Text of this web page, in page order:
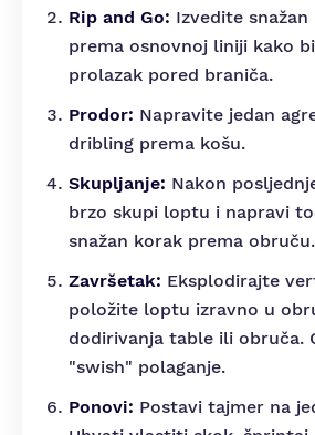
Rip and Go: Izvedite
prema osnovnoj liniji kako
prolazak pored braniča.
Prodor: Napravite jedan
dribling prema košu.
Skupljanje: Nakon
brzo skupi loptu i napravi
snažan korak prema obruču.
Završetak: Eksplodirajte
položite loptu izravno u
dodirivanja table ili obruča.
"swish" polaganje.
Ponovi: Postavi tajmer na